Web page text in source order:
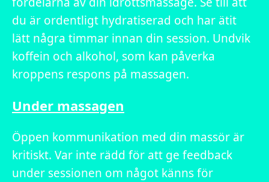
du är ordentligt hydratiserad och har ätit
lätt några timmar innan din session. Undvik
koffein och alkohol, som kan påverka
kroppens respons på massagen.
Under massagen
Öppen kommunikation med din massör är
kritiskt. Var inte rädd för att ge feedback
under sessionen om något känns för